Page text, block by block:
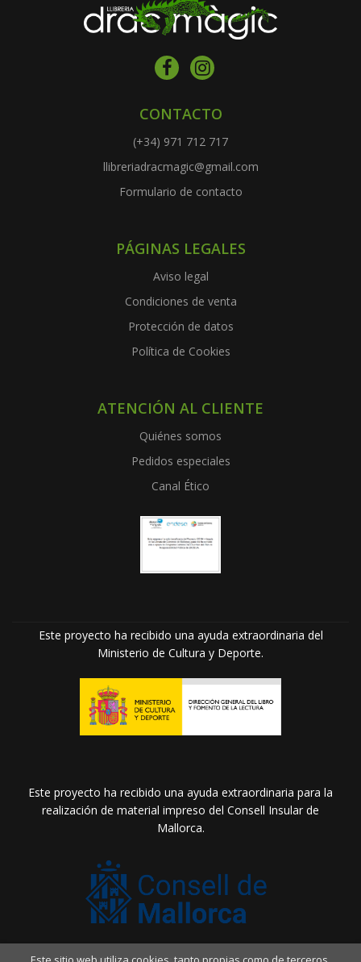
CONTACTO
(+34) 971 712 717
llibreriadracmagic@gmail.com
Formulario de contacto
PÁGINAS LEGALES
Aviso legal
Condiciones de venta
Protección de datos
Política de Cookies
ATENCIÓN AL CLIENTE
Quiénes somos
Pedidos especiales
Canal Ético
Este proyecto ha recibido una ayuda extraordinaria del
Ministerio de Cultura y Deporte.
Este proyecto ha recibido una ayuda extraordinaria para la
realización de material impreso del Consell Insular de
Mallorca.